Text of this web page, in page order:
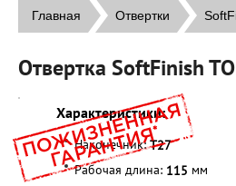
Главная Отвертки
Отвертка SoftFinish
Характеристики:
Наконечник:T27
Рабочая длина: 115 мм